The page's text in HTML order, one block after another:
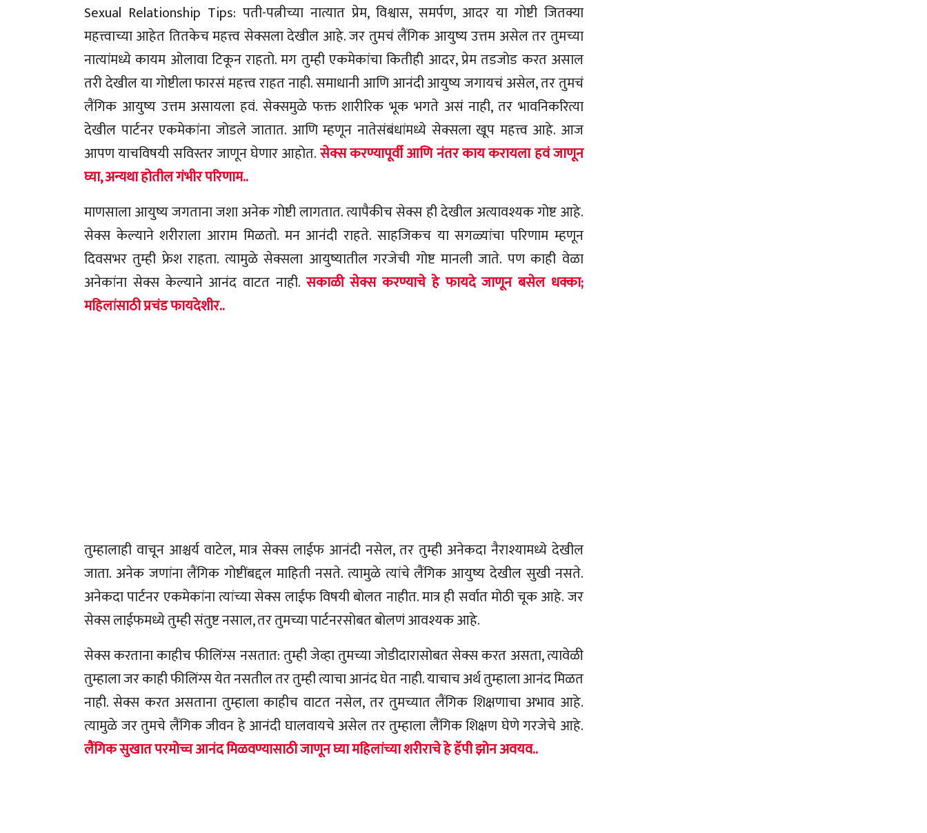
Sexual Relationship Tips: पती-पत्नीच्या नात्यात प्रेम, विश्वास, समर्पण, आदर या गोष्टी जितक्या
महत्त्वाच्या आहेत तितकेच महत्त्व सेक्सला देखील आहे. जर तुमचं लैंगिक आयुष्य उत्तम असेल तर तुमच्या
नात्यांमध्ये कायम ओलावा टिकून राहतो. मग तुम्ही एकमेकांचा कितीही आदर, प्रेम तडजोड करत असाल
तरी देखील या गोष्टीला फारसं महत्त्व राहत नाही. समाधानी आणि आनंदी आयुष्य जगायचं असेल, तर तुमचं
लैंगिक आयुष्य उत्तम असायला हवं. सेक्समुळे फक्त शारीरिक भूक भगते असं नाही, तर भावनिकरित्या
देखील पार्टनर एकमेकांना जोडले जातात. आणि म्हणून नातेसंबंधांमध्ये सेक्सला खूप महत्त्व आहे. आज
आपण याचविषयी सविस्तर जाणून घेणार आहोत.सेक्स करण्यापूर्वी आणि नंतर काय करायला हवं जाणून
घ्या, अन्यथा होतील गंभीर परिणाम..
माणसाला आयुष्य जगताना जशा अनेक गोष्टी लागतात. त्यापैकीच सेक्स ही देखील अत्यावश्यक गोष्ट आहे.
सेक्स केल्याने शरीराला आराम मिळतो. मन आनंदी राहते. साहजिकच या सगळ्यांचा परिणाम म्हणून
दिवसभर तुम्ही फ्रेश राहता. त्यामुळे सेक्सला आयुष्यातील गरजेची गोष्ट मानली जाते. पण काही वेळा
अनेकांना सेक्स केल्याने आनंद वाटत नाही. सकाळी सेक्स करण्याचे हे फायदे जाणून बसेल धक्का;
महिलांसाठी प्रचंड फायदेशीर..
तुम्हालाही वाचून आश्चर्य वाटेल, मात्र सेक्स लाईफ आनंदी नसेल, तर तुम्ही अनेकदा नैराश्यामध्ये देखील
जाता. अनेक जणांना लैंगिक गोष्टींबद्दल माहिती नसते. त्यामुळे त्यांचे लैंगिक आयुष्य देखील सुखी नसते.
अनेकदा पार्टनर एकमेकांना त्यांच्या सेक्स लाईफ विषयी बोलत नाहीत. मात्र ही सर्वात मोठी चूक आहे. जर
सेक्स लाईफमध्ये तुम्ही संतुष्ट नसाल, तर तुमच्या पार्टनरसोबत बोलणं आवश्यक आहे.
सेक्स करताना काहीच फीलिंग्स नसतात: तुम्ही जेव्हा तुमच्या जोडीदारासोबत सेक्स करत असता, त्यावेळी
तुम्हाला जर काही फीलिंग्स येत नसतील तर तुम्ही त्याचा आनंद घेत नाही. याचाच अर्थ तुम्हाला आनंद मिळत
नाही. सेक्स करत असताना तुम्हाला काहीच वाटत नसेल, तर तुमच्यात लैंगिक शिक्षणाचा अभाव आहे.
त्यामुळे जर तुमचे लैंगिक जीवन हे आनंदी घालवायचे असेल तर तुम्हाला लैंगिक शिक्षण घेणे गरजेचे आहे.
लैंगिक सुखात परमोच्च आनंद मिळवण्यासाठी जाणून घ्या महिलांच्या शरीराचे हे हॅपी झोन अवयव..